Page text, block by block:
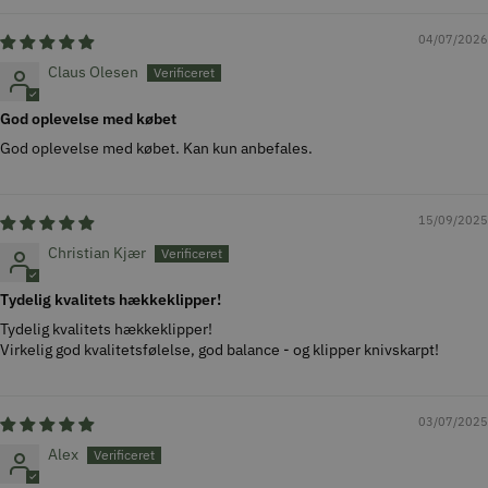
04/07/2026
Claus Olesen
God oplevelse med købet
God oplevelse med købet. Kan kun anbefales.
15/09/2025
Christian Kjær
Tydelig kvalitets hækkeklipper!
Tydelig kvalitets hækkeklipper!
Virkelig god kvalitetsfølelse, god balance - og klipper knivskarpt!
03/07/2025
Alex